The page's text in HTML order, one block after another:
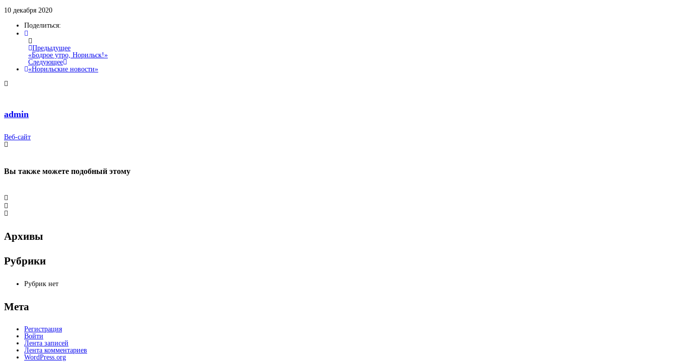
10 декабря 2020
Поделиться:
Предыдущее
«Бодрое утро, Норильск!»
Следующее
«Норильские новости»
admin
Веб-сайт
Вы также можете подобный этому
Архивы
Рубрики
Рубрик нет
Мета
Регистрация
Войти
Лента записей
Лента комментариев
WordPress.org